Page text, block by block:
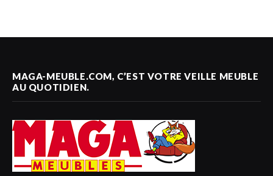
MAGA-MEUBLE.COM, C’EST VOTRE VEILLE MEUBLE
AU QUOTIDIEN.